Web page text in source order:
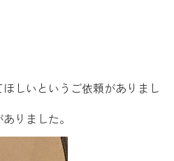
しいというご依頼がありまし
りました。